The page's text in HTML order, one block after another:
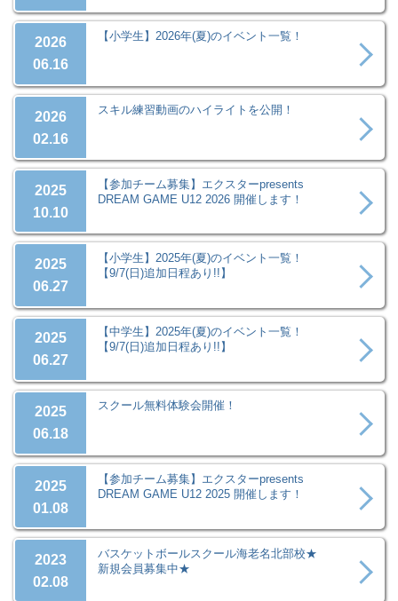
2026
06.16
【小学生】2026年(夏)のイベント一覧！
2026
02.16
スキル練習動画のハイライトを公開！
2025
10.10
【参加チーム募集】エクスターpresents
DREAM GAME U12 2026 開催します！
2025
06.27
【小学生】2025年(夏)のイベント一覧！
【9/7(日)追加日程あり!!】
2025
06.27
【中学生】2025年(夏)のイベント一覧！
【9/7(日)追加日程あり!!】
2025
06.18
スクール無料体験会開催！
2025
01.08
【参加チーム募集】エクスターpresents
DREAM GAME U12 2025 開催します！
2023
02.08
バスケットボールスクール海老名北部校★
新規会員募集中★